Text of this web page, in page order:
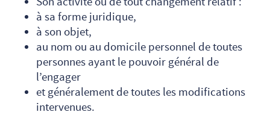
à sa forme juridique,
à son objet,
au nom ou au domicile personnel de toutes
personnes ayant le pouvoir général de
l’engager
et généralement de toutes les modifications
intervenues.